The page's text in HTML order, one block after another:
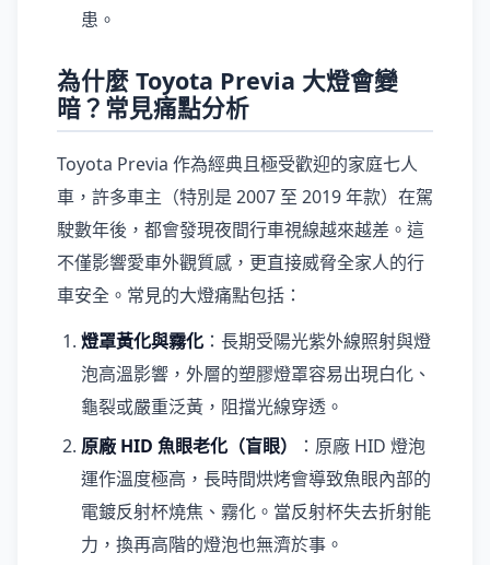
患。
為什麼 Toyota Previa 大燈會變
暗？常見痛點分析
Toyota Previa 作為經典且極受歡迎的家庭七人
車，許多車主（特別是 2007 至 2019 年款）在駕
駛數年後，都會發現夜間行車視線越來越差。這
不僅影響愛車外觀質感，更直接威脅全家人的行
車安全。常見的大燈痛點包括：
燈罩黃化與霧化 ：長期受陽光紫外線照射與燈
泡高溫影響，外層的塑膠燈罩容易出現白化、
龜裂或嚴重泛黃，阻擋光線穿透。
原廠 HID 魚眼老化（盲眼）
：原廠 HID 燈泡
運作溫度極高，長時間烘烤會導致魚眼內部的
電鍍反射杯燒焦、霧化。當反射杯失去折射能
力，換再高階的燈泡也無濟於事。